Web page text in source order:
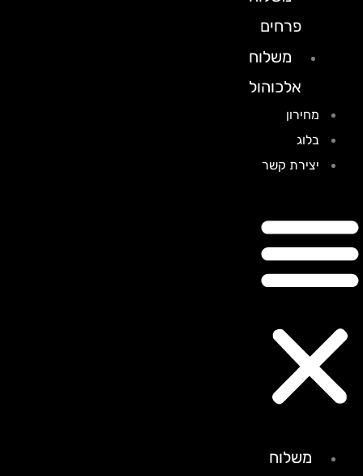
פרחים
משלוח
אלכוהול
מחירון
בלוג
יצירת קשר
משלוח